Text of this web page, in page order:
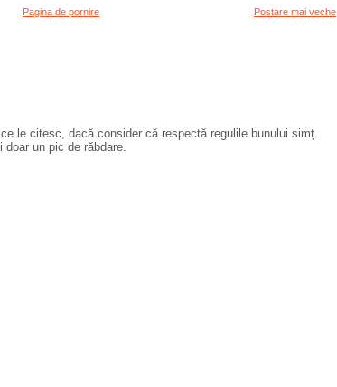
Postare mai veche
Pagina de pornire
le citesc, dacă consider că respectă regulile bunului simț.
un pic de răbdare.